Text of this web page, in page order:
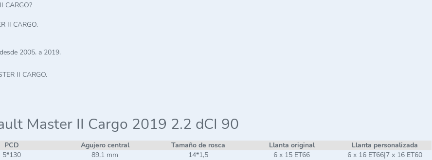
CARGO?
II CARGO.
2005. a 2019.
II CARGO.
Master II Cargo 2019 2.2 dCI 90
PCD Agujero central Tamaño de rosca Llanta original
Llanta personalizada
5*130 89,1 mm 14*1,5 6 x 15 ET66 6 x 16 ET66|7 x 16 ET60